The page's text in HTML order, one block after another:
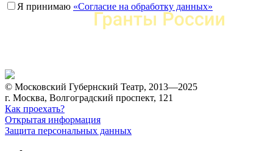
Я принимаю «Согласие на обработку данных»
© Московский Губернский Театр, 2013—2025
г. Москва, Волгоградский проспект, 121
Как проехать?
Открытая информация
Защита персональных данных